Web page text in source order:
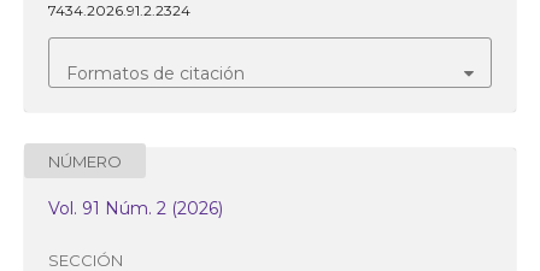
7434.2026.91.2.2324
Formatos de citación
NÚMERO
Vol. 91 Núm. 2 (2026)
SECCIÓN